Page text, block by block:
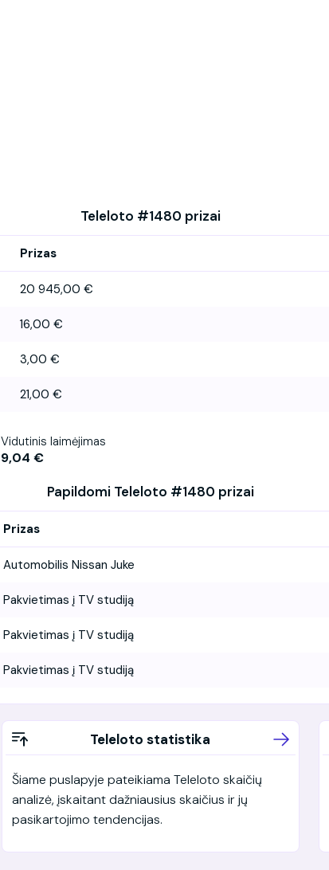
Teleloto #1480 prizai
Prizas
20 945,00 €
16,00 €
3,00 €
21,00 €
Vidutinis laimėjimas
9,04 €
Papildomi Teleloto #1480 prizai
Prizas
Automobilis Nissan Juke
Pakvietimas į TV studiją
Pakvietimas į TV studiją
Pakvietimas į TV studiją
Teleloto statistika
Šiame puslapyje pateikiama Teleloto skaičių
analizė, įskaitant dažniausius skaičius ir jų
pasikartojimo tendencijas.